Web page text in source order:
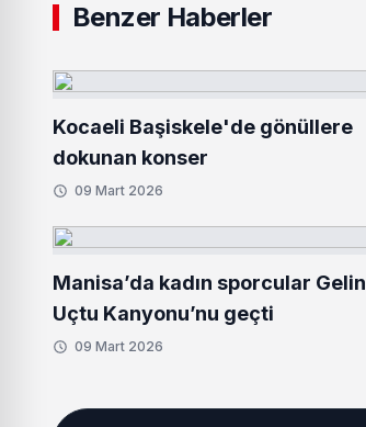
Benzer Haberler
Kocaeli Başiskele'de gönüllere
dokunan konser
09 Mart 2026
Manisa’da kadın sporcular Gelin
Uçtu Kanyonu’nu geçti
09 Mart 2026